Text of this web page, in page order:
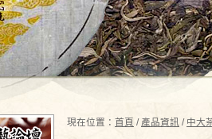
現在位置： 首頁 / 產品資訊 / 中大